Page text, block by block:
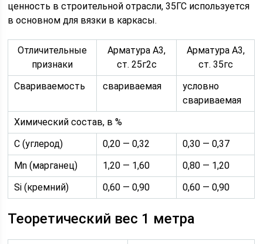
ценность в строительной отрасли, 35ГС используется
в основном для вязки в каркасы.
Отличительные
признаки
Арматура А3,
ст. 25г2с
Арматура А3,
ст. 35гс
Свариваемость
свариваемая
условно
свариваемая
Химический состав, в %
С (углерод)
0,20 — 0,32
0,30 — 0,37
Mn (марганец)
1,20 — 1,60
0,80 — 1,20
Si (кремний)
0,60 — 0,90 0,60 — 0,90
Теоретический вес 1 метра